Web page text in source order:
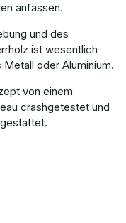
anfassen.
und des
ist wesentlich
oder Aluminium.
von einem
crashgetestet und